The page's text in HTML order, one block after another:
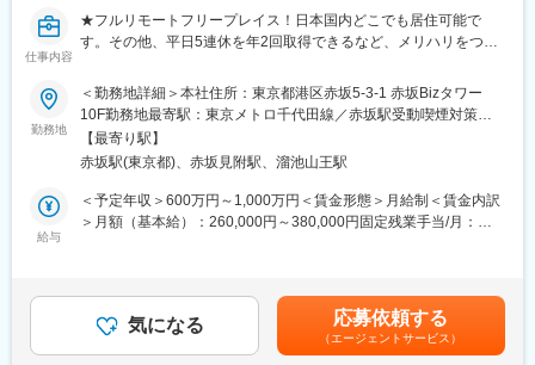
・弊社では、お客さまの事業全体の課題解決ができるよう「ホー
ルプロダクト戦略」を取っており、私たちの考える店舗運営のあ
るべき姿やお客さまの要望から様々な機能や新規プロダクトをリ
・hacomonoをご利用いただくユーザーの年齢層はとても幅広
く、誰にとってもわかりやすいUI/UXを意識することが求められま
す。BtoBtoC型のプロダクトとして、ユーザーに選ばれることが
事業成長の要です。
ていく立場でもあるため、デザイナーとしてアウトプットするの
は既にあるものをデザインするのではなく次のスタンダートとな
レクトに届きます。使っているお客さまの姿を想像しながら、よ
り良いプロダクトを目指すことができます。
・セールスやCSなどのビジネスメンバーとともに、チーム一丸と
仕事内容
★フルリモートフリープレイス！日本国内どこでも居住可能で
す。その他、平日5連休を年2回取得できるなど、メリハリをつけ
★大規模＆裁量◎！日本を代表する大手企業の大規模案件（数千
万～億単位）に最上流の戦略立案から制作後のマーケティングま
で一気通貫して携わることができます。
■仕事内容
クライアント企業のデジタルマーケティング戦略にもとづき、
Webサイトやアプリケーションなどデジタル領域でのタッチポイ
■具体業務
勤務地
＜勤務地詳細＞本社住所：東京都港区赤坂5-3-1 赤坂Bizタワー
10F勤務地最寄駅：東京メトロ千代田線／赤坂駅受動喫煙対策：
屋内全面禁煙
【最寄り駅】
赤坂駅(東京都)、赤坂見附駅、溜池山王駅
給与
＜予定年収＞600万円～1,000万円＜賃金形態＞月給制＜賃金内訳
＞月額（基本給）：260,000円～380,000円固定残業手当/月：
金額は選考を通じ上下する可能性があります。賃金はあくまでも
目安の金額であり、選考を通じて上下する可能性があります。月
給(月額)は固定手当を含めた表記です。
気になる 応募依頼する
（エージェントサービス）